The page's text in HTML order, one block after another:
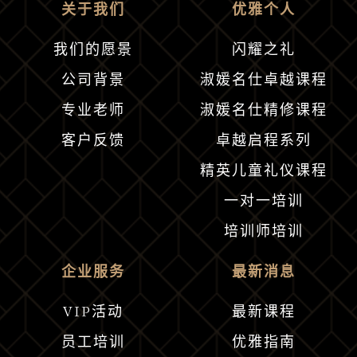
关于我们
我们的愿景
公司背景
专业老师
客户反馈
优雅个人
闪耀之礼
淑媛名仕卓越课程
淑媛名仕精修课程
卓越启程系列
精英儿童礼仪课程
一对一培训
培训师培训
企业服务
VIP活动
员工培训
最新消息
最新课程
优雅指南